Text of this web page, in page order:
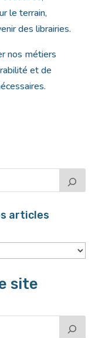
le terrain,
des librairies.
nos métiers
et de
articles
site